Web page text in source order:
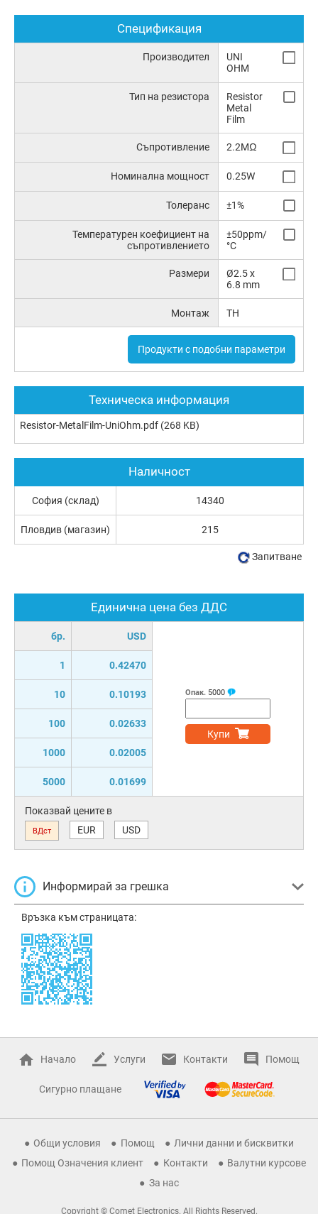
Спецификация
Производител
UNI
OHM
Тип на резистора
Resistor
Metal
Film
Съпротивление 2.2MΩ
Номинална мощност 0.25W
Толеранс ±1%
Температурен коефициент на
съпротивлението
±50ppm/
°C
Размери
Ø2.5 x
6.8 mm
Монтаж TH
Продукти с подобни параметри
Техническа информация
Resistor-MetalFilm-UniOhm.pdf (268 KB)
Единична цена без ДДС
бр. USD
1 0.42470
10 0.10193
100 0.02633
1000 0.02005
5000 0.01699
Опак. 5000
Купи
Показвай цените в
ВДст EUR USD
Информирай за грешка
Връзка към страницата:
Наличност
София (склад) 14340
Пловдив (магазин) 215
Запитване
Начало Услуги Контакти Помощ
Сигурно плащане
Общи условия Помощ
Лични данни и бисквитки
Помощ Означения клиент
Контакти
Валутни курсове
За нас
Copyright © Comet Electronics. All Rights Reserved.